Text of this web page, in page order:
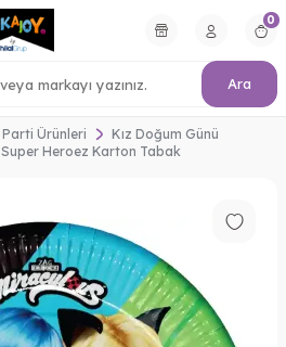
Ara
0
Ürünleri
Kız Doğum Günü
Heroez Karton Tabak